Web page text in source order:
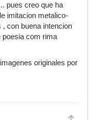
pues creo que ha
imitacion metalico-
con buena intencion
poesia com rima
originales por